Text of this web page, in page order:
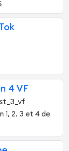
4 VF
1, 2, 3 et 4 de